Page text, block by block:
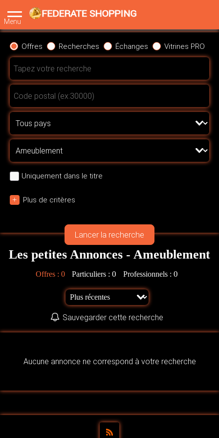
Menu
Offres Recherches Échanges Vitrines PRO
Uniquement dans le titre
+ Plus de critères
Les petites Annonces - Ameublement
Offres : 0 Particuliers : 0 Professionnels : 0
Sauvegarder cette recherche
Aucune annonce ne correspond à votre recherche